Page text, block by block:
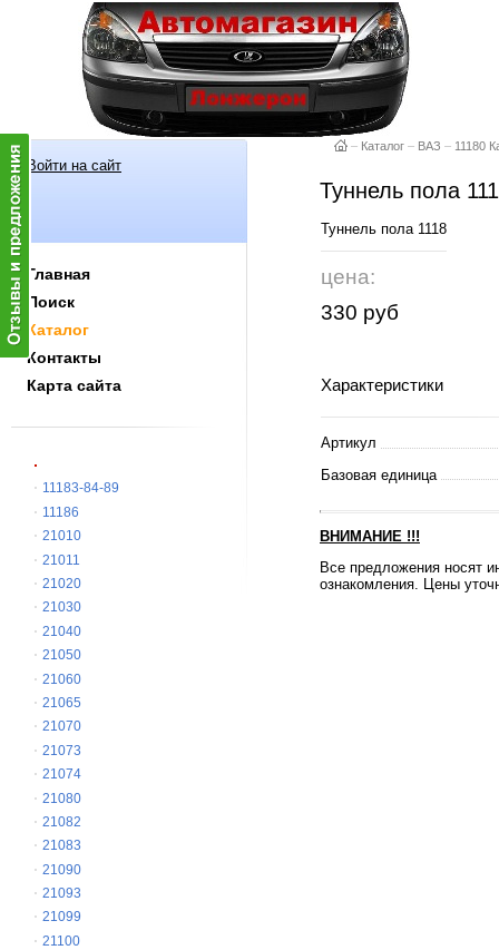
Войти на сайт
Главная
Поиск
Каталог
Контакты
Карта сайта
11183-84-89
11186
21010
21011
21020
21030
21040
21050
21060
21065
21070
21073
21074
21080
21082
21083
21090
21093
21099
21100
– Каталог – ВАЗ – 11180
Туннель пола
Туннель пола 1118
цена:
330 руб
Характеристики
Артикул
Базовая единица
ВНИМАНИЕ !!!
Все предложения носят
ознакомления. Цены